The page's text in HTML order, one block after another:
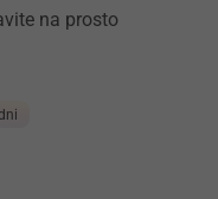
na prosto